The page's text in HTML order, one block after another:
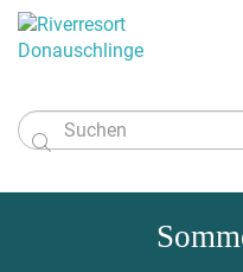
Zimmer & Angebote
Sportlich & Aktiv
